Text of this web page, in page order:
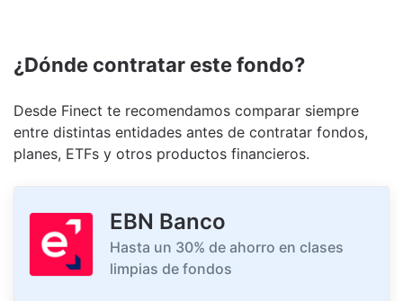
¿Dónde contratar este fondo?
Desde Finect te recomendamos comparar siempre
entre distintas entidades antes de contratar fondos,
planes, ETFs y otros productos financieros.
EBN Banco
Hasta un 30% de ahorro en clases
limpias de fondos